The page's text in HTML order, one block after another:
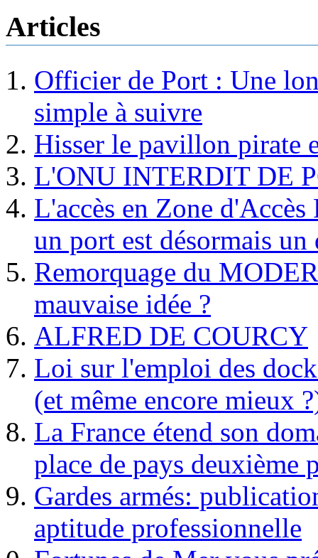
Articles
Officier de Port : Une
simple à suivre
Hisser le pavillon pirate
L'ONU INTERDIT DE
L'accès en Zone
un port est désormais un
Remorquage du
mauvaise idée ?
ALFRED DE COURCY
Loi sur l'emploi des
(et même encore mieux
La France étend son
place de pays deuxième
Gardes armés:
aptitude professionnelle